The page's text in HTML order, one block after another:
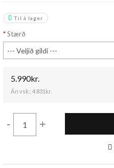
Til á lager
Stærð
5.990kr.
Án vsk.: 4.831kr.
- +